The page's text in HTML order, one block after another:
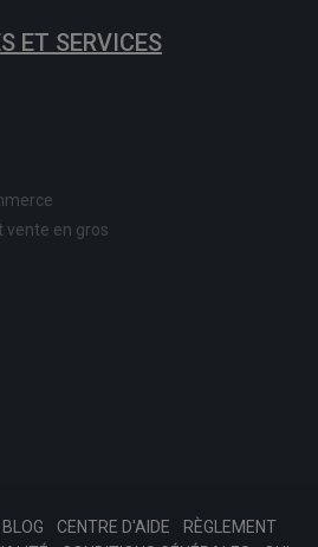
ET SERVICES
vente en gros
BLOG CENTRE D'AIDE
RÈGLEMENT